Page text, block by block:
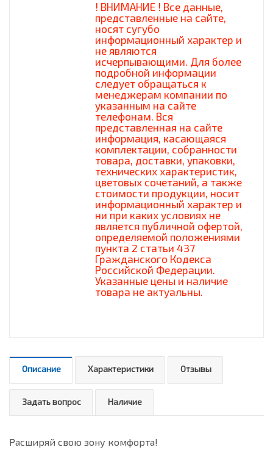
! ВНИМАНИЕ ! Все данные,
представленные на сайте,
носят сугубо
информационный характер и
не являются
исчерпывающими. Для более
подробной информации
следует обращаться к
менеджерам компании по
указанным на сайте
телефонам. Вся
представленная на сайте
информация, касающаяся
комплектации, собранности
товара, доставки, упаковки,
технических характеристик,
цветовых сочетаний, а также
стоимости продукции, носит
информационный характер и
ни при каких условиях не
является публичной офертой,
определяемой положениями
пункта 2 статьи 437
Гражданского Кодекса
Российской Федерации.
Указанные цены и наличие
товара не актуальны.
Описание Характеристики Отзывы
Задать вопрос Наличие
Расширяй свою зону комфорта!